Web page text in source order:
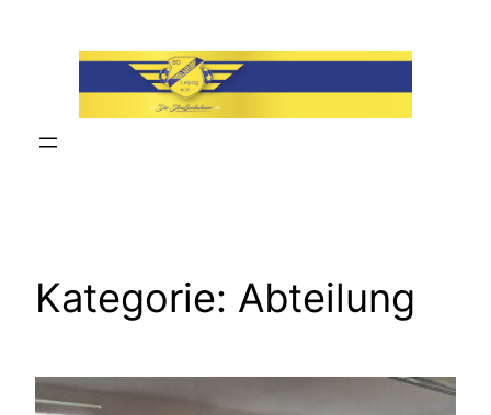
Kategorie: Abteilung